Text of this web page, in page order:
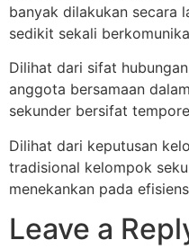
banyak dilakukan secara
sedikit sekali
Dilihat dari sifat
anggota bersamaan
sekunder bersifat
Dilihat dari keputusan
tradisional kelompok
menekankan pada
Leave a